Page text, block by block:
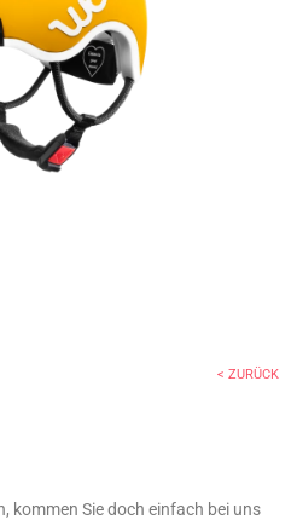
< ZURÜCK
kommen Sie doch einfach bei uns